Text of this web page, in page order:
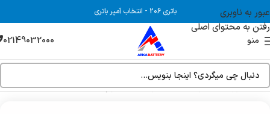
عبور به ناوبری
رفتن به محتوای اصلی
باتری 206 - انتخاب آمپر باتری
منو 02149032000
خانه فروشگاه خرید عمده باتری UPS (یو پی اس)